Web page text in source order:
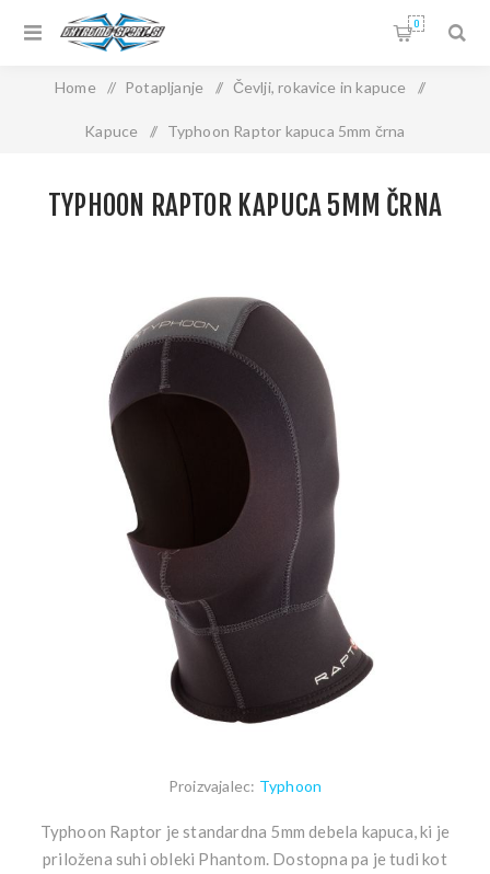
0
Home / Potapljanje / Čevlji, rokavice in kapuce /
Kapuce / Typhoon Raptor kapuca 5mm črna
TYPHOON RAPTOR KAPUCA 5MM ČRNA
Proizvajalec: Typhoon
Typhoon Raptor je standardna 5mm debela kapuca, ki je
priložena suhi obleki Phantom. Dostopna pa je tudi kot